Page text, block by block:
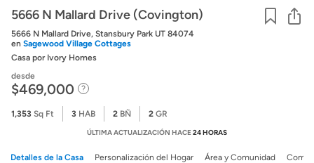
5666 N Mallard Drive (Covington)
5666 N Mallard Drive, Stansbury Park UT 84074
en Sagewood Village Cottages
Casa por Ivory Homes
desde
$469,000
1,353 Sq Ft 3 HAB 2 BÑ 2 GR
ÚLTIMA ACTUALIZACIÓN HACE24 HORAS
Detalles de la Casa Personalización del Hogar Área y Comunidad